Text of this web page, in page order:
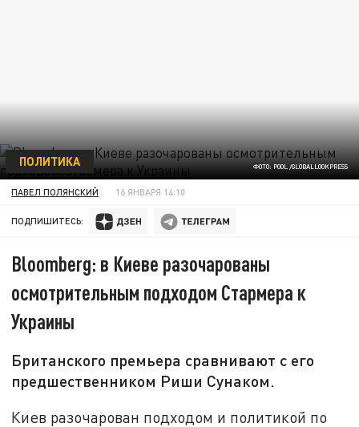
ФОТО: POOL /GLOBALLOOKPRESS
ПОЛИТИКА
ПАВЕЛ ПОЛЯНСКИЙ 16 ЯНВАРЯ 14:10
ПОДПИШИТЕСЬ:
Bloomberg: в Киеве разочарованы
осмотрительным подходом Стармера к
Украины
Британского премьера сравнивают с его
предшественником Риши Сунаком.
Киев разочарован подходом и политикой по